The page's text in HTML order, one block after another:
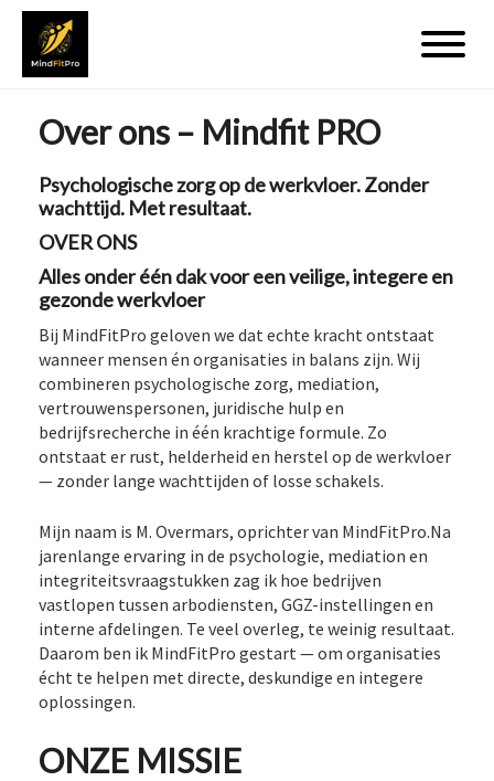
Over ons – Mindfit PRO
Psychologische zorg op de werkvloer. Zonder
wachttijd. Met resultaat.
OVER ONS
Alles onder één dak voor een veilige, integere en
gezonde werkvloer
Bij MindFitPro geloven we dat echte kracht ontstaat
wanneer mensen én organisaties in balans zijn. Wij
combineren psychologische zorg, mediation,
vertrouwenspersonen, juridische hulp en
bedrijfsrecherche in één krachtige formule. Zo
ontstaat er rust, helderheid en herstel op de werkvloer
— zonder lange wachttijden of losse schakels.
Mijn naam is M. Overmars, oprichter van MindFitPro.Na
jarenlange ervaring in de psychologie, mediation en
integriteitsvraagstukken zag ik hoe bedrijven
vastlopen tussen arbodiensten, GGZ-instellingen en
interne afdelingen. Te veel overleg, te weinig resultaat.
Daarom ben ik MindFitPro gestart — om organisaties
écht te helpen met directe, deskundige en integere
oplossingen.
ONZE MISSIE